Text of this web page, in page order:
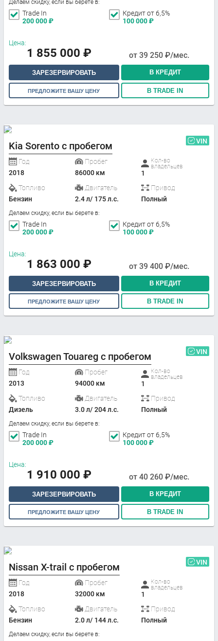
Делаем скидку, если вы берете в:
Trade In
200 000₽
Кредит от 6,5%
100 000₽
Цена:
1 855 000 ₽ от 39 250 ₽/мес.
ЗАРЕЗЕРВИРОВАТЬ В КРЕДИТ
ПРЕДЛОЖИТЕ ВАШУ ЦЕНУ В TRADE IN
Kia Sorento с пробегом VIN
Год
2018
Пробег
86000 км
Кол-во
владельцев
1
Топливо
Бензин
Двигатель
2.4 л/ 175 л.с.
Привод
Полный
Делаем скидку, если вы берете в:
Trade In
200 000₽
Кредит от 6,5%
100 000₽
Цена:
1 863 000 ₽ от 39 400 ₽/мес.
ЗАРЕЗЕРВИРОВАТЬ В КРЕДИТ
ПРЕДЛОЖИТЕ ВАШУ ЦЕНУ В TRADE IN
Volkswagen Touareg с пробегом VIN
Год
2013
Пробег
94000 км
Кол-во
владельцев
1
Топливо
Дизель
Двигатель
3.0 л/ 204 л.с.
Привод
Полный
Делаем скидку, если вы берете в:
Trade In
200 000₽
Кредит от 6,5%
100 000₽
Цена:
1 910 000 ₽ от 40 260 ₽/мес.
ЗАРЕЗЕРВИРОВАТЬ В КРЕДИТ
ПРЕДЛОЖИТЕ ВАШУ ЦЕНУ В TRADE IN
Nissan X-trail с пробегом VIN
Год
2018
Пробег
32000 км
Кол-во
владельцев
1
Топливо
Бензин
Двигатель
2.0 л/ 144 л.с.
Привод
Полный
Делаем скидку, если вы берете в: